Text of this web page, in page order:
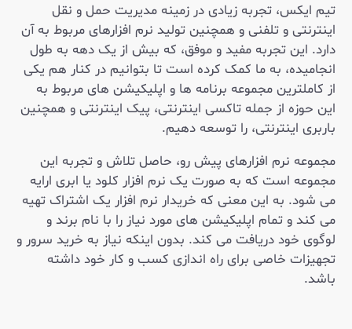
تیم ایکس، تجربه زیادی در زمینه مدیریت حمل و نقل
اینترنتی و تلفنی و همچنین تولید نرم افزارهای مربوط به آن
دارد. این تجربه مفید و موفق، که بیش از یک دهه به طول
انجامیده، به ما کمک کرده است تا بتوانیم در کنار هم یکی
از کاملترین مجموعه برنامه ها و اپلیکیشن های مربوط به
این حوزه از جمله تاکسی اینترنتی، پیک اینترنتی و همچنین
باربری اینترنتی، را توسعه دهیم.
مجموعه نرم افزارهای پیش رو، حاصل تلاش و تجربه این
مجموعه است که به صورت یک نرم افزار کلود یا ابری ارايه
می شود. به این معنی که خریدار نرم افزار یک اشتراک تهیه
می کند و تمام اپلیکیشن های مورد نیاز را با نام برند و
لوگوی خود دریافت می کند. بدون اینکه نیاز به خرید سرور و
تجهیزات خاصی برای راه اندازی کسب و کار خود داشته
باشد.